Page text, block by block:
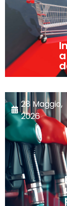
28 Maggio,
2026